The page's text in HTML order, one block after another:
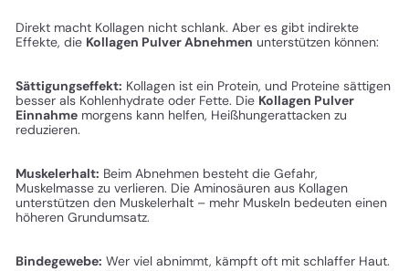
Direkt macht Kollagen nicht schlank. Aber es gibt indirekte
Effekte, die Kollagen Pulver Abnehmen unterstützen können:
Sättigungseffekt: Kollagen ist ein Protein, und Proteine sättigen
besser als Kohlenhydrate oder Fette. Die Kollagen Pulver
Einnahme morgens kann helfen, Heißhungerattacken zu
reduzieren.
Muskelerhalt: Beim Abnehmen besteht die Gefahr,
Muskelmasse zu verlieren. Die Aminosäuren aus Kollagen
unterstützen den Muskelerhalt – mehr Muskeln bedeuten einen
höheren Grundumsatz.
Bindegewebe: Wer viel abnimmt, kämpft oft mit schlaffer Haut.